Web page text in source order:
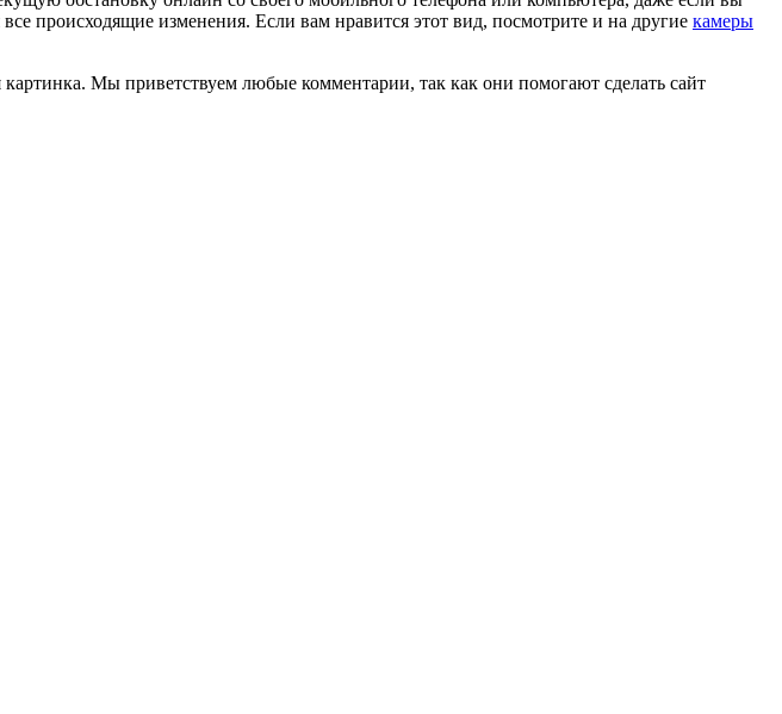
происходящие изменения. Если вам нравится этот вид, посмотрите и на другие камеры
Мы приветствуем любые комментарии, так как они помогают сделать сайт